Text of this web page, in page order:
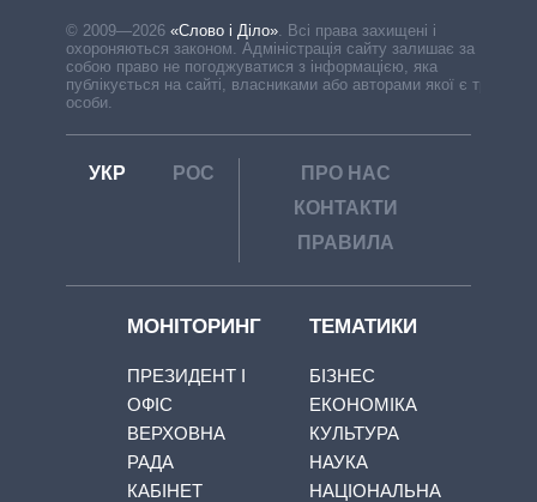
© 2009—2026 «Слово і Діло»
Всі права захищені і
охороняються законом. Адміністрація сайту залишає за
собою право не погоджуватися з інформацією, яка
публікується на сайті, власниками або авторами якої є треті
особи.
УКР РОС
ПРО НАС
КОНТАКТИ
ПРАВИЛА
МОНІТОРИНГ
ПРЕЗИДЕНТ І
ОФІС
ВЕРХОВНА
РАДА
КАБІНЕТ
ТЕМАТИКИ
БІЗНЕС
ЕКОНОМІКА
КУЛЬТУРА
НАУКА
НАЦІОНАЛЬНА